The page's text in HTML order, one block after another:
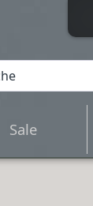
Sale